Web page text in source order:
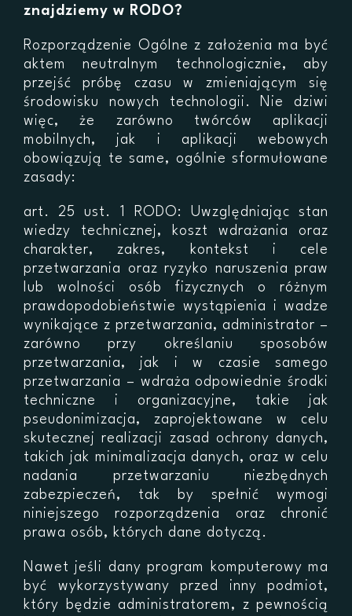
znajdziemy w RODO?
Rozporządzenie Ogólne z założenia ma być
aktem neutralnym technologicznie, aby
przejść próbę czasu w zmieniającym się
środowisku nowych technologii. Nie dziwi
więc, że zarówno twórców aplikacji
mobilnych, jak i aplikacji webowych
obowiązują te same, ogólnie sformułowane
zasady:
art. 25 ust. 1 RODO: Uwzględniając stan
wiedzy technicznej, koszt wdrażania oraz
charakter, zakres, kontekst i cele
przetwarzania oraz ryzyko naruszenia praw
lub wolności osób fizycznych o różnym
prawdopodobieństwie wystąpienia i wadze
wynikające z przetwarzania, administrator –
zarówno przy określaniu sposobów
przetwarzania, jak i w czasie samego
przetwarzania – wdraża odpowiednie środki
techniczne i organizacyjne, takie jak
pseudonimizacja, zaprojektowane w celu
skutecznej realizacji zasad ochrony danych,
takich jak minimalizacja danych, oraz w celu
nadania przetwarzaniu niezbędnych
zabezpieczeń, tak by spełnić wymogi
niniejszego rozporządzenia oraz chronić
prawa osób, których dane dotyczą.
Nawet jeśli dany program komputerowy ma
być wykorzystywany przed inny podmiot,
który będzie administratorem, z pewnością